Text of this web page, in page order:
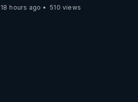
18 hours ago
510 views